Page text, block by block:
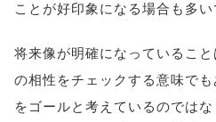
ことが好印象になる場合も多い
将来像が明確になっているこ
の相性をチェックする意味で
をゴールと考えているのでは